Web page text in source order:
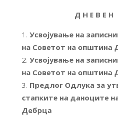
Д Н Е В Е
Усвојување на
на Советот на општина
Усвојување на
на Советот на општина
Предлог Одлука за
стапките на даноците
Дебрца